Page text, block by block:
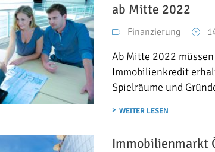
ab Mitte 2022
Finanzierung
Ab Mitte 2022
Immobilienkredit
Spielräume und
WEITER LESEN
Immobilienmarkt